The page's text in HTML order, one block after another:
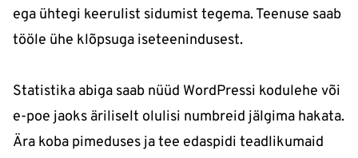
ega ühtegi keerulist sidumist tegema. Teenuse saab
tööle ühe klõpsuga iseteenindusest.
Statistika abiga saab nüüd WordPressi kodulehe või
e-poe jaoks äriliselt olulisi numbreid jälgima hakata.
Ära koba pimeduses ja tee edaspidi teadlikumaid